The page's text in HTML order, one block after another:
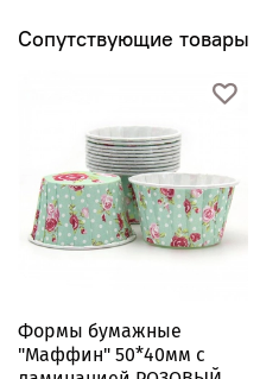
Сопутствующие товары
Формы бумажные
"Маффин" 50*40мм с